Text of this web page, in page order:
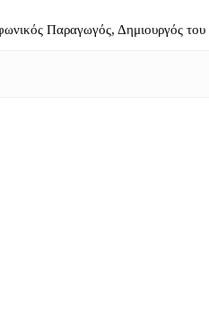
Παραγωγός, Δημιουργός του